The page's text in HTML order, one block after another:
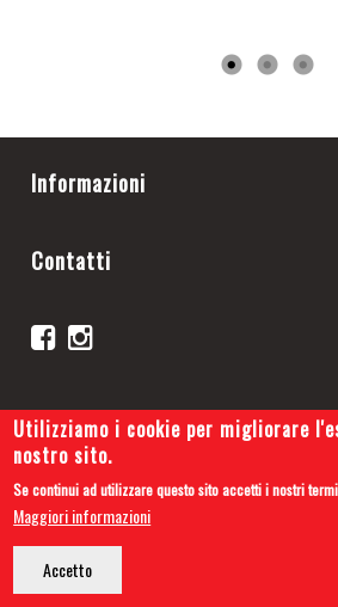
Informazioni
Contatti
Copyright 2019 © Cars
Utilizziamo i cookie per migliorare
nostro sito.
Se continui ad utilizzare questo sito accetti i nostri
Maggiori informazioni
Accetto